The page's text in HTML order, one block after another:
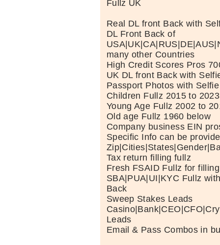
Fullz UK
Real DL front Back with
DL Front Back of
many other Countries
High Credit Scores Pros
UK DL front Back with
Passport Photos with Selfie
Children Fullz 2015 to 2023
Young Age Fullz 2002 to
Old age Fullz 1960 below
Company business EIN
Specific Info can be
Tax return filling fullz
Fresh FSAID Fullz for filling
SBA|PUA|UI|KYC Fullz
Back
Sweep Stakes Leads
Leads
Email & Pass Combos in